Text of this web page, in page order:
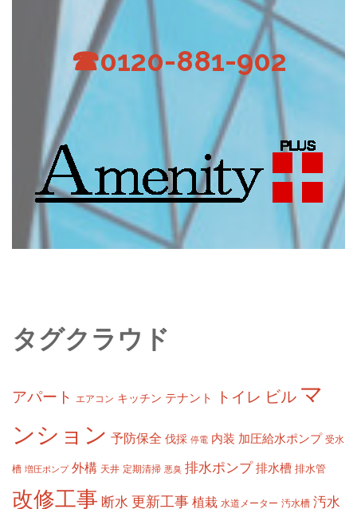
☎0120-881-902
タグクラウド
アパート エアコン キッチン テナント トイレ ビル マ
ンション 予防保全 伐採 停電 内装 加圧給水ポンプ 受水
槽 増圧ポンプ 外構 天井 定期清掃 悪臭 排水ポンプ 排水槽 排水管
改修工事 断水 更新工事 植栽 水道メーター 汚水槽 汚水